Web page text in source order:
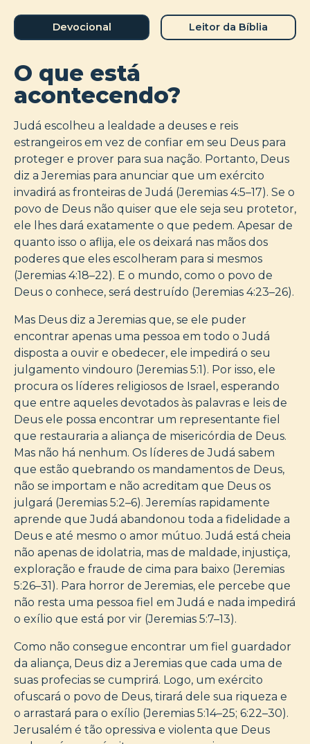
Devocional Leitor da Bíblia
O que está
acontecendo?
Judá escolheu a lealdade a deuses e reis
estrangeiros em vez de confiar em seu Deus para
proteger e prover para sua nação. Portanto, Deus
diz a Jeremias para anunciar que um exército
invadirá as fronteiras de Judá (Jeremias 4:5–17). Se o
povo de Deus não quiser que ele seja seu protetor,
ele lhes dará exatamente o que pedem. Apesar de
quanto isso o aflija, ele os deixará nas mãos dos
poderes que eles escolheram para si mesmos
(Jeremias 4:18–22). E o mundo, como o povo de
Deus o conhece, será destruído (Jeremias 4:23–26).
Mas Deus diz a Jeremias que, se ele puder
encontrar apenas uma pessoa em todo o Judá
disposta a ouvir e obedecer, ele impedirá o seu
julgamento vindouro (Jeremias 5:1). Por isso, ele
procura os líderes religiosos de Israel, esperando
que entre aqueles devotados às palavras e leis de
Deus ele possa encontrar um representante fiel
que restauraria a aliança de misericórdia de Deus.
Mas não há nenhum. Os líderes de Judá sabem
que estão quebrando os mandamentos de Deus,
não se importam e não acreditam que Deus os
julgará (Jeremias 5:2–6). Jeremías rapidamente
aprende que Judá abandonou toda a fidelidade a
Deus e até mesmo o amor mútuo. Judá está cheia
não apenas de idolatria, mas de maldade, injustiça,
exploração e fraude de cima para baixo (Jeremias
5:26–31). Para horror de Jeremias, ele percebe que
não resta uma pessoa fiel em Judá e nada impedirá
o exílio que está por vir (Jeremias 5:7–13).
Como não consegue encontrar um fiel guardador
da aliança, Deus diz a Jeremias que cada uma de
suas profecias se cumprirá. Logo, um exército
ofuscará o povo de Deus, tirará dele sua riqueza e
o arrastará para o exílio (Jeremias 5:14–25; 6:22–30).
Jerusalém é tão opressiva e violenta que Deus